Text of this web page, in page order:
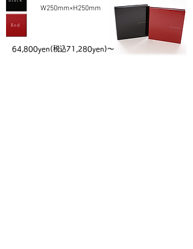
W250mm×H250mm
64,800yen(税込71,280yen)～